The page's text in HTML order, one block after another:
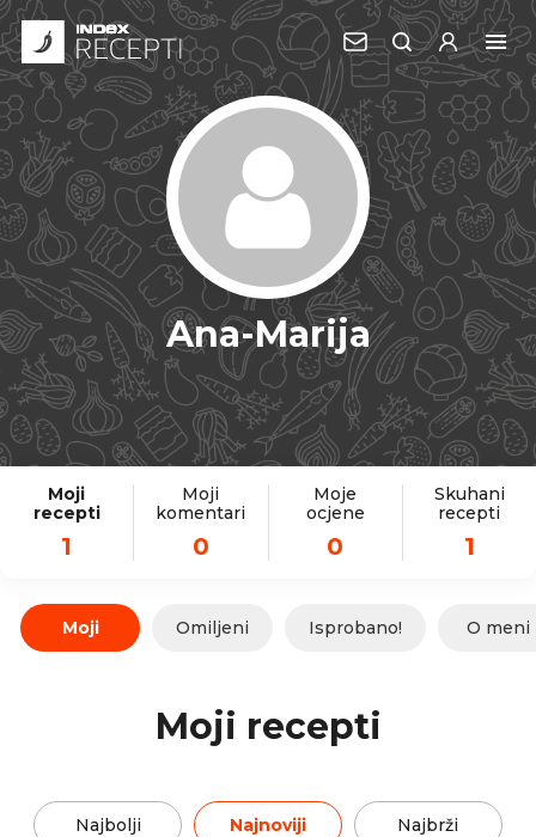
Ana-Marija
Moji
recepti
1
Moji
komentari
0
Moje
ocjene
0
Skuhani
recepti
1
Moji Omiljeni Isprobano! O meni
Moji recepti
Najbolji Najnoviji Najbrži